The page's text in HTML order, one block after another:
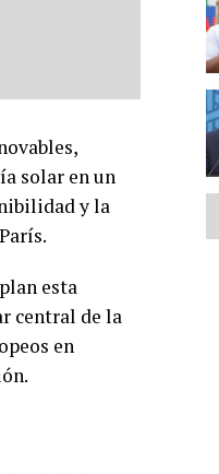
solar en un
y la
esta
central de la
en